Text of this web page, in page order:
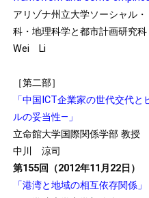
アリゾナ州立大学ソーシャル
科・地理科学と都市計画研究
Wei Li
［第二部］
「中国ICT企業家の世代交代
ルの妥当性―」
立命館大学国際関係学部 教授
中川 涼司
第155回（2012年11月22日）
「港湾と地域の相互依存関係」